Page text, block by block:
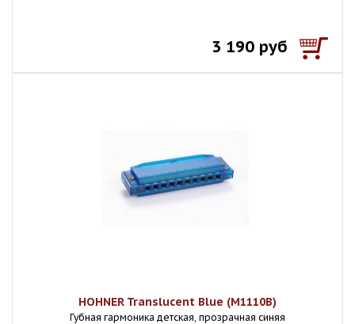
3 190 руб
HOHNER Translucent Blue (M1110B)
Губная гармоника детская, прозрачная синяя